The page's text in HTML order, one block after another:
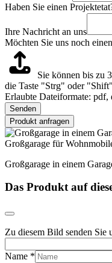
Haben Sie einen
Ihre Nachricht an uns
Möchten Sie uns noch
Sie können bis zu
die Taste "Strg" oder
Erlaubte Dateiformate:
Senden
Produkt anfragen
Großgarage für
Großgarage in einem
Das Produkt auf
Zu diesem Bild senden Sie
Name *